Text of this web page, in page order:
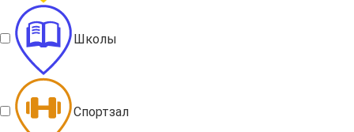
Школы
Спортзал